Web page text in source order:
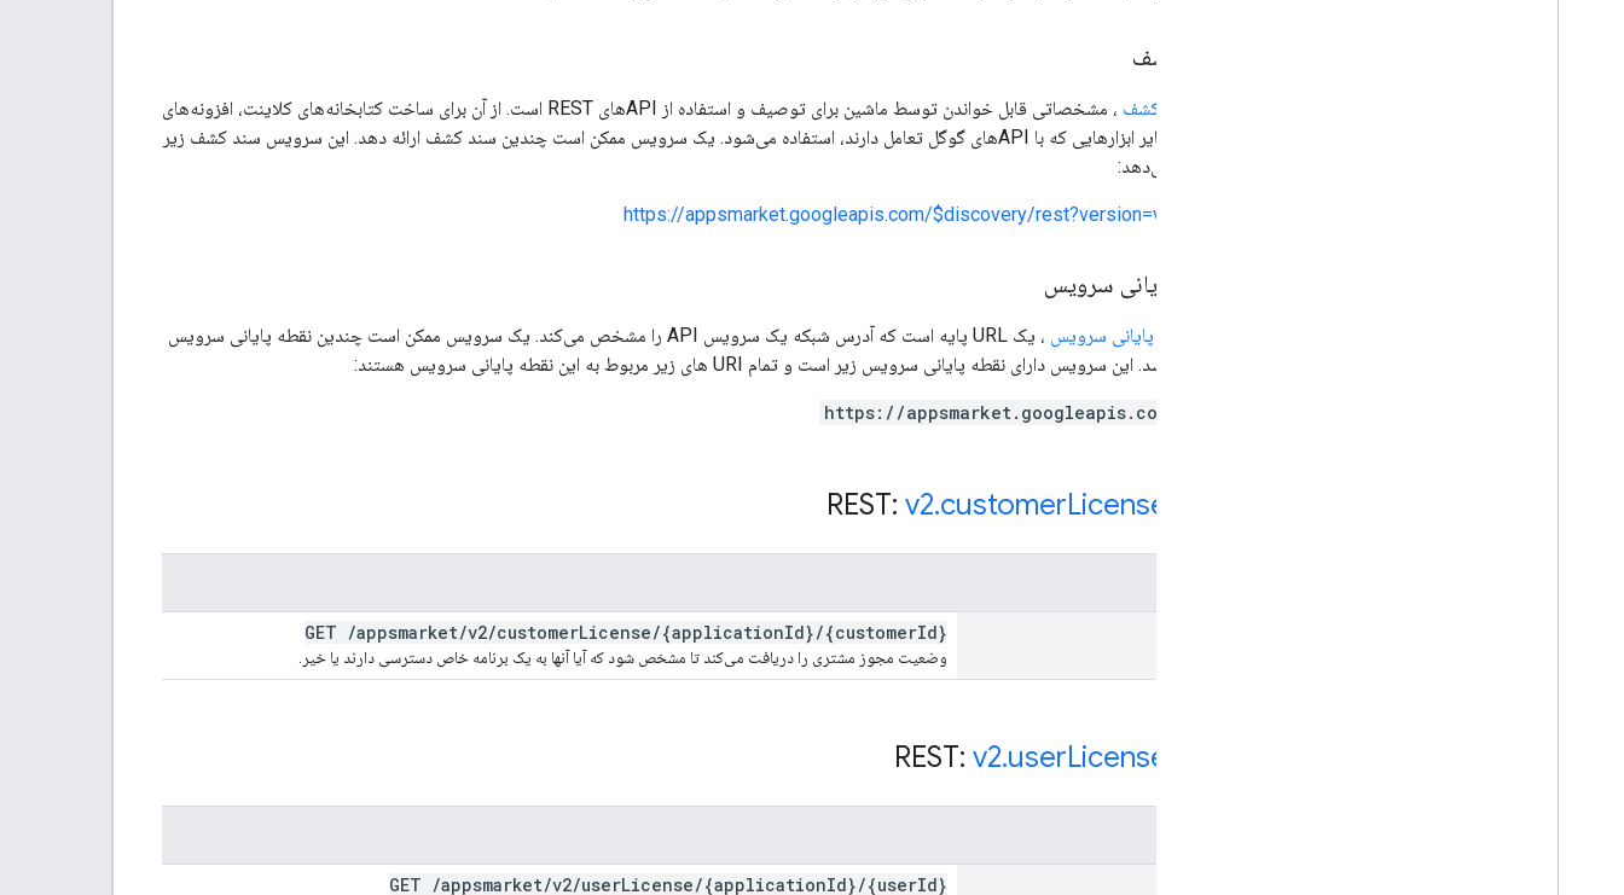
سند کشف
سند کشف
، مشخصاتی قابل خواندن توسط ماشین برای توصیف و استفاده از APIهای REST است. از آن برای ساخت کتابخانه‌های کلاینت، افزونه‌های
IDE و سایر ابزارهایی که با APIهای گوگل تعامل دارند، استفاده می‌شود. یک سرویس ممکن است چندین سند کشف ارائه دهد. این سرویس سند کشف زیر
را ارائه می‌دهد:
https://appsmarket.googleapis.com/$discovery/rest?version=v2
نقطه پایانی سرویس
نقطه پایانی سرویس
، یک URL پایه است که آدرس شبکه یک سرویس API را مشخص می‌کند. یک سرویس ممکن است چندین نقطه پایانی سرویس
داشته باشد. این سرویس دارای نقطه پایانی سرویس زیر است و تمام URI های زیر مربوط به این نقطه پایانی سرویس هستند:
https://appsmarket.googleapis.com
v2.customerLicense
GET /appsmarket/v2/customerLicense/{applicationId}/{customerId}
وضعیت مجوز مشتری را دریافت می‌کند تا مشخص شود که آیا آنها به یک برنامه خاص دسترسی دارند یا خیر.
v2.userLicense
GET /appsmarket/v2/userLicense/{applicationId}/{userId}